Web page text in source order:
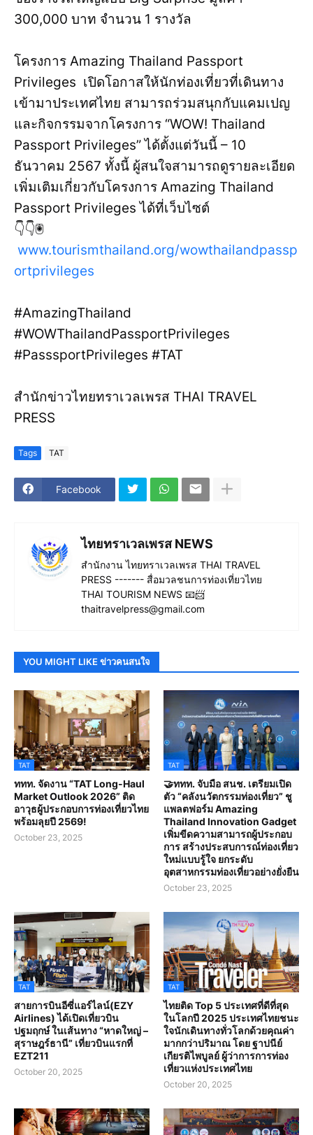
300,000 บาท จำนวน 1 รางวัล
โครงการ Amazing Thailand Passport
Privileges เปิดโอกาสให้นักท่องเที่ยวที่เดินทาง
เข้ามาประเทศไทย สามารถร่วมสนุกกับแคมเปญ
และกิจกรรมจากโครงการ “WOW! Thailand
Passport Privileges” ได้ตั้งแต่วันนี้ – 10
ธันวาคม 2567 ทั้งนี้ ผู้สนใจสามารถดูรายละเอียด
เพิ่มเติมเกี่ยวกับโครงการ Amazing Thailand
Passport Privileges ได้ที่เว็บไซต์
👇👇🖲️
www.tourismthailand.org/wowthailandpassp
ortprivileges
#AmazingThailand
#WOWThailandPassportPrivileges
#PasssportPrivileges #TAT
สำนักข่าวไทยทราเวลเพรส THAI TRAVEL
PRESS
Tags TAT
Facebook
ไทยทราเวลเพรส NEWS
สำนักงาน ไทยทราเวลเพรส THAI TRAVEL
PRESS ------- สื่อมวลชนการท่องเที่ยวไทย
THAI TOURISM NEWS 📧📨
thaitravelpress@gmail.com
YOU MIGHT LIKE ข่าวคนสนใจ
TAT
ททท. จัดงาน “TAT Long-Haul
Market Outlook 2026” ติด
อาวุธผู้ประกอบการท่องเที่ยวไทย
พร้อมลุยปี 2569!
October 23, 2025
TAT
🤝ททท. จับมือ สนช. เตรียมเปิด
ตัว “คลังนวัตกรรมท่องเที่ยว” ชู
แพลตฟอร์ม Amazing
Thailand Innovation Gadget
เพิ่มขีดความสามารถผู้ประกอบ
การ สร้างประสบการณ์ท่องเที่ยว
ใหม่แบบรู้ใจ ยกระดับ
อุตสาหกรรมท่องเที่ยวอย่างยั่งยืน
October 23, 2025
TAT
สายการบินอีซี่แอร์ไลน์(EZY
Airlines) ได้เปิดเที่ยวบิน
ปฐมฤกษ์ ในเส้นทาง “หาดใหญ่ –
สุราษฎร์ธานี” เที่ยวบินแรกที่
EZT211
October 20, 2025
TAT
ไทยติด Top 5 ประเทศที่ดีที่สุด
ในโลกปี 2025 ประเทศไทยชนะ
ใจนักเดินทางทั่วโลกด้วยคุณค่า
มากกว่าปริมาณ โดย ฐาปนีย์
เกียรติไพบูลย์ ผู้ว่าการการท่อง
เที่ยวแห่งประเทศไทย
October 20, 2025